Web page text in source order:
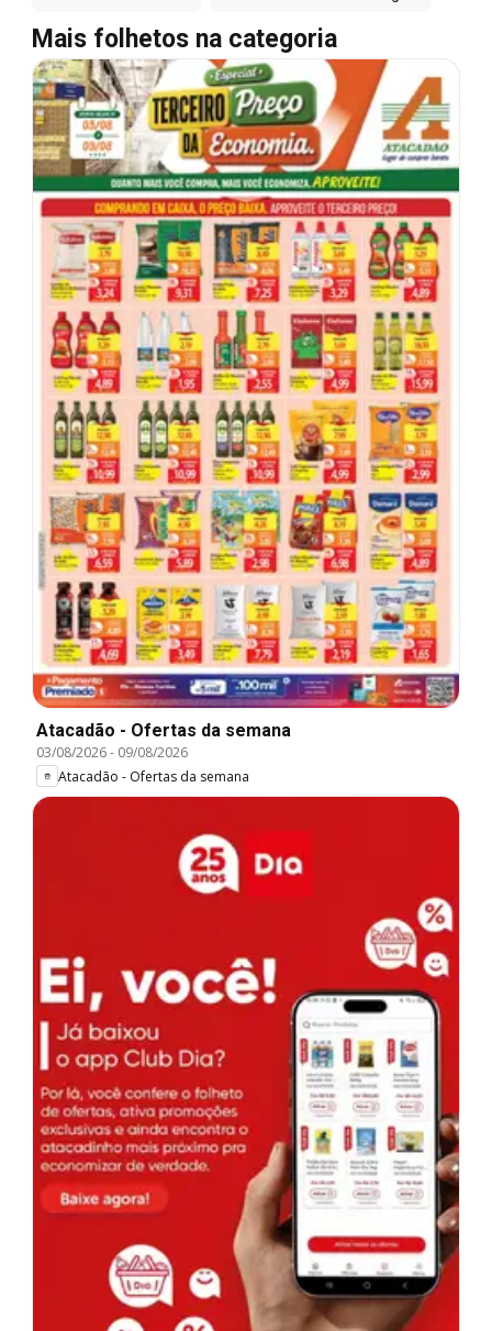
Mais folhetos na categoria
Atacadão - Ofertas da semana
03/08/2026- 09/08/2026
Atacadão - Ofertas da semana